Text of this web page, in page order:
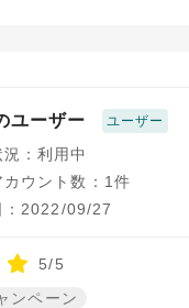
ユーザー ユーザー
：利用中
カウント数：1件
：2022/09/27
5/5
ンペーン